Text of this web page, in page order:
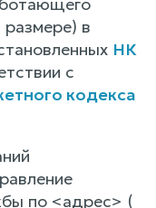
размере) в
НК
с
кодекса
по <адрес> (